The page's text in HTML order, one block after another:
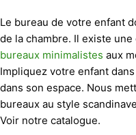
Le bureau de votre enfant
de la chambre. Il existe
bureaux minimalistes aux
Impliquez votre enfant
dans son espace. Nous
bureaux au style
Voir notre catalogue.